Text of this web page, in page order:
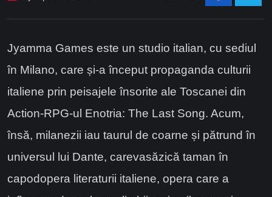
Jyamma Games este un studio italian, cu sediul
în Milano, care și-a început propaganda culturii
italiene prin peisajele însorite ale Toscanei din
Action-RPG-ul Enotria: The Last Song. Acum,
însă, milanezii iau taurul de coarne și pătrund în
universul lui Dante, carevasăzică taman în
capodopera literaturii italiene, opera care a